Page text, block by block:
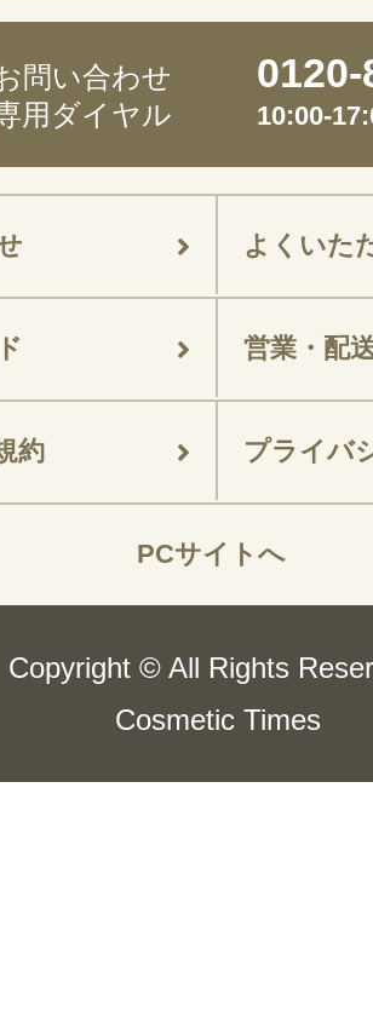
問い合わせ
用ダイヤル
10:00-
よくいた
営業・配
約 プライバ
PCサイトへ
Copyright © All Rights
Cosmetic Times